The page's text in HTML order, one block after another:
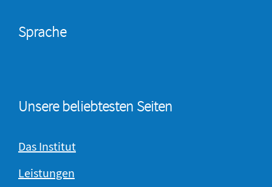
Sprache
Unsere beliebtesten Seiten
Das Institut
Leistungen